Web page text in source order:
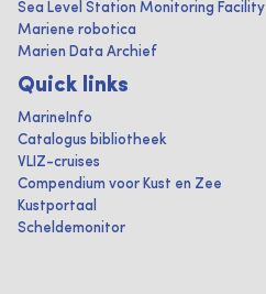
Sea Level Station Monitoring Facility
Mariene robotica
Marien Data Archief
Quick links
MarineInfo
Catalogus bibliotheek
VLIZ-cruises
Compendium voor Kust en Zee
Kustportaal
Scheldemonitor